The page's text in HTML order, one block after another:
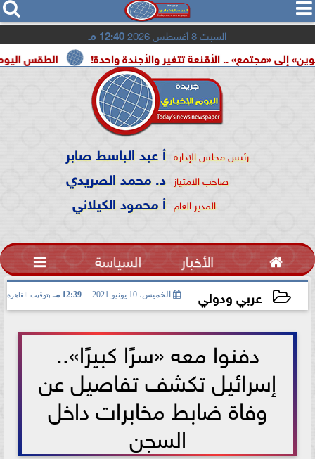
  
السبت 8 أغسطس 2026 12:40 مـ
الطقس اليوم.. شديد .. الأقنعة تتغير والأجندة واحدة!
رئيس مجلس الإدارة أ عبد الباسط صابر
صاحب الامتياز د. محمد الصريدي
المدير العام أ محمود الكيلاني
 الأخبار السياسة 
عربي ودولي الخميس، 10 يونيو 2021 12:39 مـ بتوقيت القاهرة
دفنوا معه «سرًا كبيرًا»..
إسرائيل تكشف تفاصيل عن
وفاة ضابط مخابرات داخل
السجن